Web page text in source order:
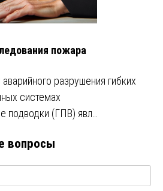
пожара
разрушения гибких
системах
подводки (ГПВ) явл…
вопросы